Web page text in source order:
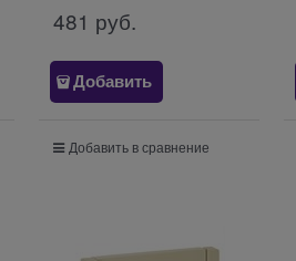
481 руб.
Добавить
Добавить в сравнение